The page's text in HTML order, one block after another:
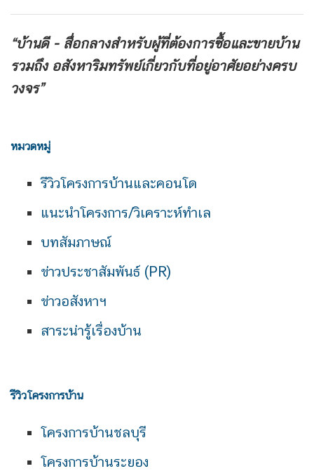
“บ้านดี - สื่อกลางสำหรับผู้ที่ต้องการซื้อและขายบ้าน
รวมถึง อสังหาริมทรัพย์เกี่ยวกับที่อยู่อาศัยอย่างครบ
วงจร”
หมวดหมู่
รีวิวโครงการบ้านและคอนโด
แนะนำโครงการ/วิเคราะห์ทำเล
บทสัมภาษณ์
ข่าวประชาสัมพันธ์ (PR)
ข่าวอสังหาฯ
สาระน่ารู้เรื่องบ้าน
รีวิวโครงการบ้าน
โครงการบ้านชลบุรี
โครงการบ้านระยอง